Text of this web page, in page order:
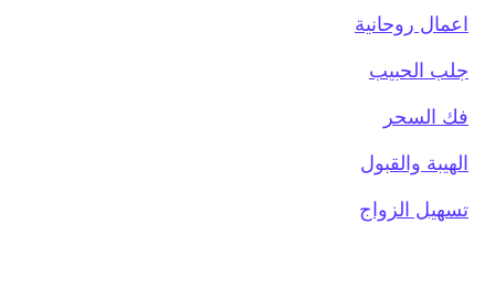
اعمال روحانية
جلب الحبيب
فك السحر
الهيبة والقبول
تسهيل الزواج